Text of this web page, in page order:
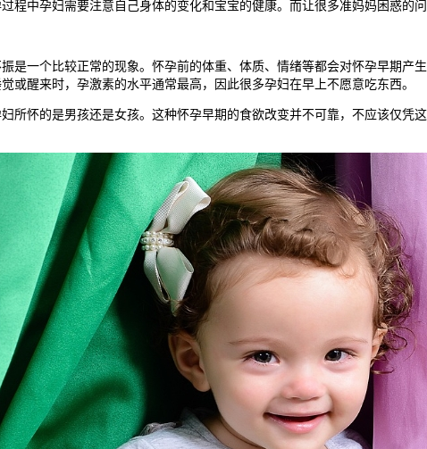
中孕妇需要注意自己身体的变化和宝宝的健康。而让很多准妈妈困惑的问
一个比较正常的现象。怀孕前的体重、体质、情绪等都会对怀孕早期产
或醒来时，孕激素的水平通常最高，因此很多孕妇在早上不愿意吃东西。
怀的是男孩还是女孩。这种怀孕早期的食欲改变并不可靠，不应该仅凭